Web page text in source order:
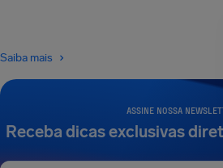
ASSINE NOSSA
Receba dicas exclusivas
Saiba mais